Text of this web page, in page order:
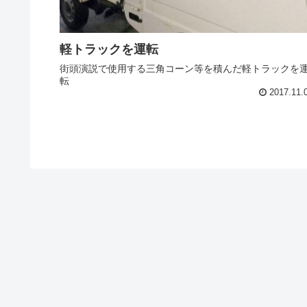
軽トラックを運転
街頭演説で使用する三角コーン等を積んだ軽トラックを
転